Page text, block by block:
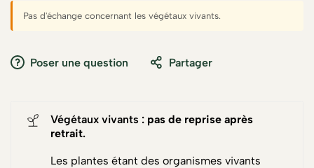
Pas d'échange concernant les végétaux vivants.
Poser une question Partager
Végétaux vivants : pas de reprise après
retrait.
Les plantes étant des organismes vivants